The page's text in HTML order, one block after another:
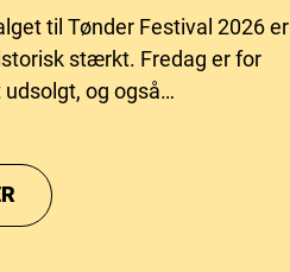
til Tønder Festival 2026 er
stærkt. Fredag er for
og også